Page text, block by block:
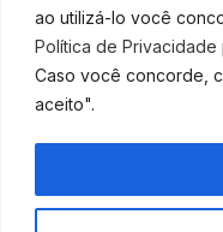
ao utilizá-lo você
Política de Privacidade
Caso você concorde,
aceito".